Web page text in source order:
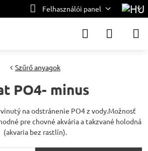
Felhasználói panel
Szűrő anyagok
PO4- minus
na odstránenie PO4 z vody.Možnosť
pre chovné akvária a takzvané holodná
(akvaria bez rastlín).